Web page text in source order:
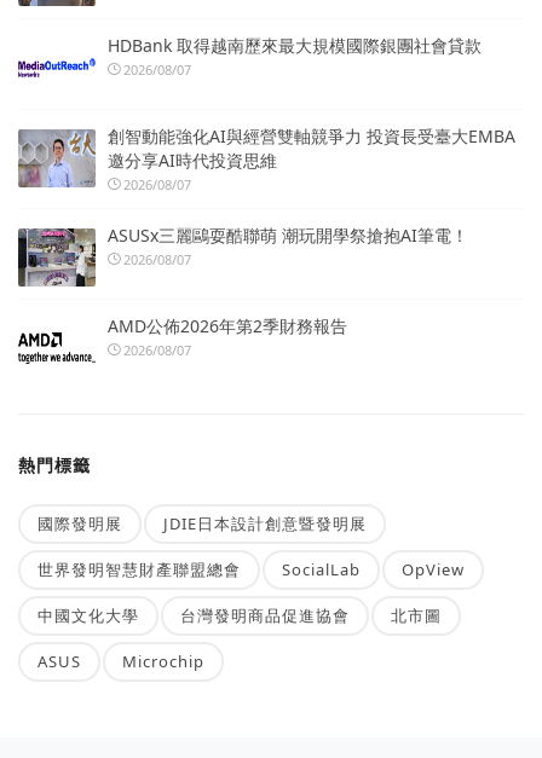
HDBank 取得越南歷來最大規模國際銀團社會貸款
2026/08/07
創智動能強化AI與經營雙軸競爭力 投資長受臺大EMBA
邀分享AI時代投資思維
2026/08/07
ASUSx三麗鷗耍酷聯萌 潮玩開學祭搶抱AI筆電！
2026/08/07
AMD公佈2026年第2季財務報告
2026/08/07
熱門標籤
國際發明展 JDIE日本設計創意暨發明展
世界發明智慧財產聯盟總會 SocialLab OpView
中國文化大學 台灣發明商品促進協會 北市圖
ASUS Microchip